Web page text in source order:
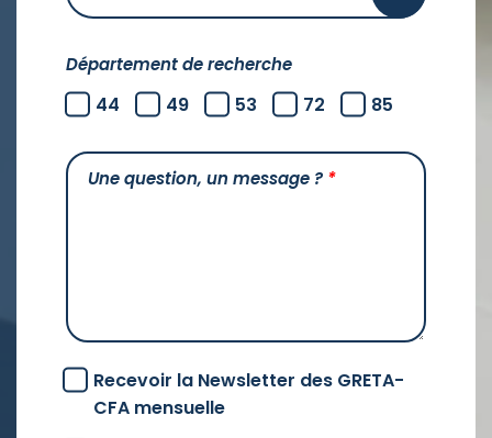
Département de recherche
44 49 53 72 85
Une question, un message ? *
Recevoir la Newsletter des GRETA-
CFA mensuelle